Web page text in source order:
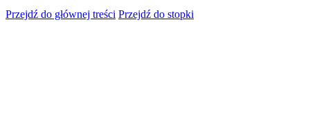
Przejdź do głównej treści Przejdź do stopki